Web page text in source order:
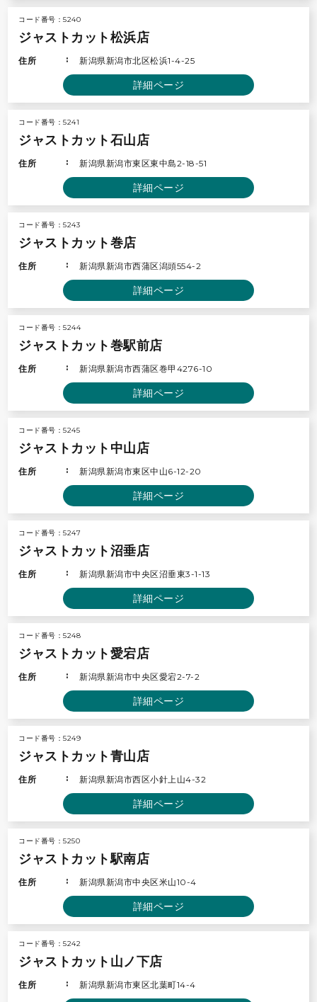
コード番号：5240
ジャストカット松浜店
住所 新潟県新潟市北区松浜1-4-25
詳細ページ
コード番号：5241
ジャストカット石山店
住所 新潟県新潟市東区東中島2-18-51
詳細ページ
コード番号：5243
ジャストカット巻店
住所 新潟県新潟市西蒲区潟頭554-2
詳細ページ
コード番号：5244
ジャストカット巻駅前店
住所 新潟県新潟市西蒲区巻甲4276-10
詳細ページ
コード番号：5245
ジャストカット中山店
住所 新潟県新潟市東区中山6-12-20
詳細ページ
コード番号：5247
ジャストカット沼垂店
住所 新潟県新潟市中央区沼垂東3-1-13
詳細ページ
コード番号：5248
ジャストカット愛宕店
住所 新潟県新潟市中央区愛宕2-7-2
詳細ページ
コード番号：5249
ジャストカット青山店
住所 新潟県新潟市西区小針上山4-32
詳細ページ
コード番号：5250
ジャストカット駅南店
住所 新潟県新潟市中央区米山10-4
詳細ページ
コード番号：5242
ジャストカット山ノ下店
住所 新潟県新潟市東区北葉町14-4